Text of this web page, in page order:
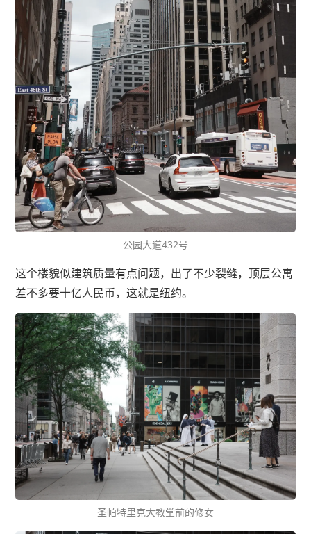
公园大道432号
这个楼貌似建筑质量有点问题，出了不少裂缝，顶层公寓
差不多要十亿人民币，这就是纽约。
圣帕特里克大教堂前的修女